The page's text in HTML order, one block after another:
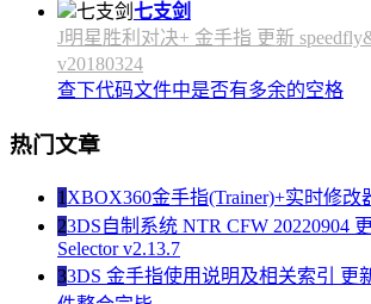
七支剑
J明星胜利对决+ 金手指 更新
v20180324
查下代码文件中是否有多余的空格
热门文章
1 XBOX360金手指(Trainer)+实时修改
23DS自制系统 NTR CFW 20220904
Selector v2.13.7
33DS 金手指使用说明及相关索引 更